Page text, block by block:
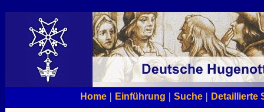
Home| Einführung | Suche| Detaillierte